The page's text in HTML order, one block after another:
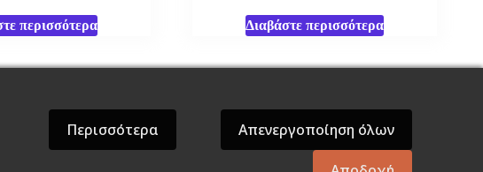
περισσότερα Διαβάστε περισσότερα
Περισσότερα Απενεργοποίηση όλων